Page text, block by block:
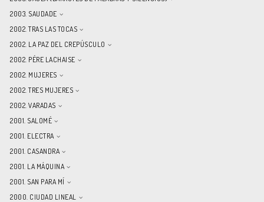
2003. SAUDADE
2002. TRAS LAS TOCAS
2002. LA PAZ DEL CREPÚSCULO
2002. PÉRE LACHAISE
2002. MUJERES
2002. TRES MUJERES
2002. VARADAS
2001. SALOMÉ
2001. ELECTRA
2001. CASANDRA
2001. LA MÁQUINA
2001. SAN PARA MÍ
2000. CIUDAD LINEAL